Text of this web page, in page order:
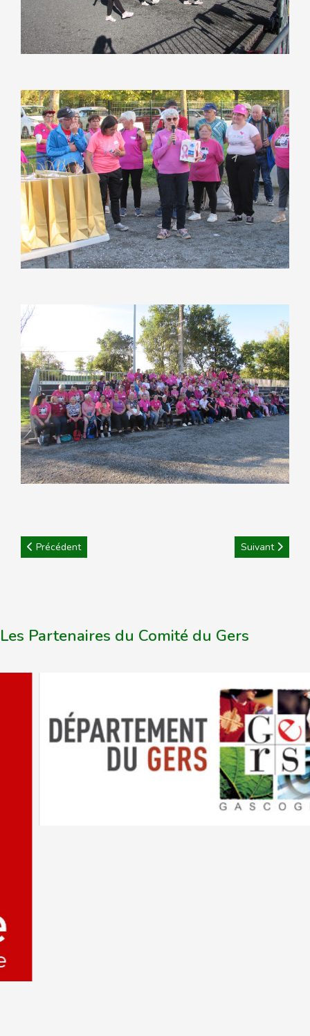
Article précédent : Photos palmarès journée des Féminines
Précédent Article suivant :
Suivant
Les Partenaires du Comité du Gers